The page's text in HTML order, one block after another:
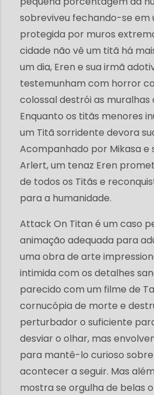
sobreviveu fechando-se em
protegida por muros
cidade não vê um titã há
um dia, Eren e sua irmã
testemunham com horror
colossal destrói as muralhas
Enquanto os titãs menores
um Titã sorridente devora
Acompanhado por Mikasa e
Arlert, um tenaz Eren
de todos os Titãs e
para a humanidade.
Attack On Titan é um caso
animação adequada para
uma obra de arte
intimida com os detalhes
parecido com um filme de
cornucópia de morte e
perturbador o suficiente
desviar o olhar, mas
para mantê-lo curioso sobre
acontecer a seguir. Mas
mostra se orgulha de belas